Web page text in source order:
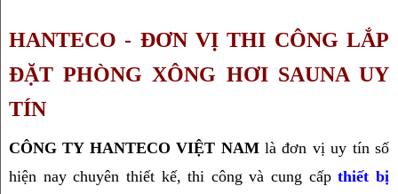
HANTECO - ĐƠN VỊ THI CÔNG LẮP
ĐẶT PHÒNG XÔNG HƠI SAUNA UY
TÍN
CÔNG TY HANTECO VIỆT NAM là đơn vị uy tín số
hiện nay chuyên thiết kế, thi công và cung cấp thiết bị